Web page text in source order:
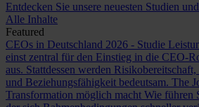
Entdecken Sie unsere neuesten Studien
Alle Inhalte
Featured
CEOs in Deutschland 2026 - Studie
einst zentral für den Einstieg in die CEO-
aus. Stattdessen werden
und Beziehungsfähigkeit bedeutsam. The
Transformation möglich macht Wie führen